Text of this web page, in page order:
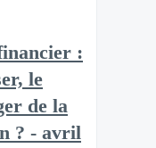
:
le
de la
? - avril